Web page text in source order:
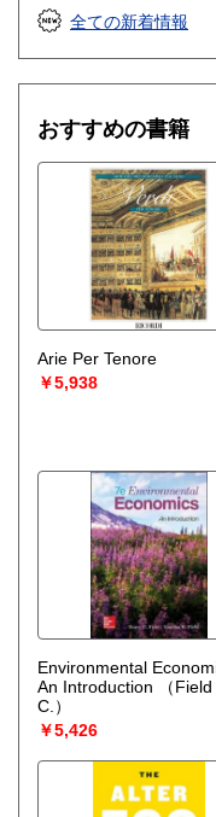
哲学宗教、歴史、社会
文、外国書、サブカル
全ての新着情報
おすすめの書籍
Arie Per Tenore
￥5,938
Environmental
An Introduction
（
C.）
￥5,426